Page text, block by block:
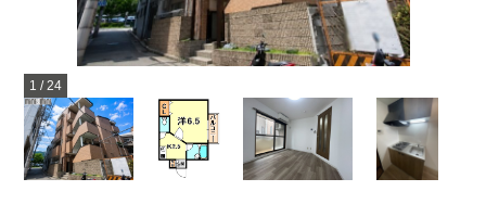
1 /24